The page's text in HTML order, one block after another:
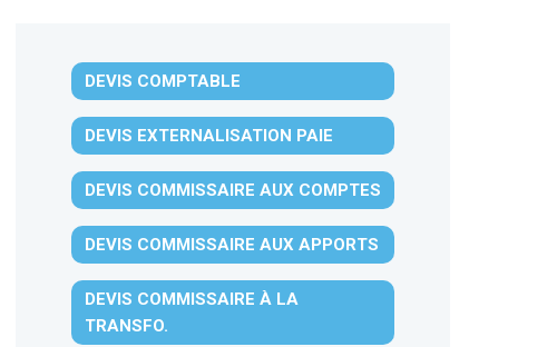
DEVIS COMPTABLE
DEVIS EXTERNALISATION PAIE
DEVIS COMMISSAIRE AUX COMPTES
DEVIS COMMISSAIRE AUX APPORTS
DEVIS COMMISSAIRE À LA
TRANSFO.